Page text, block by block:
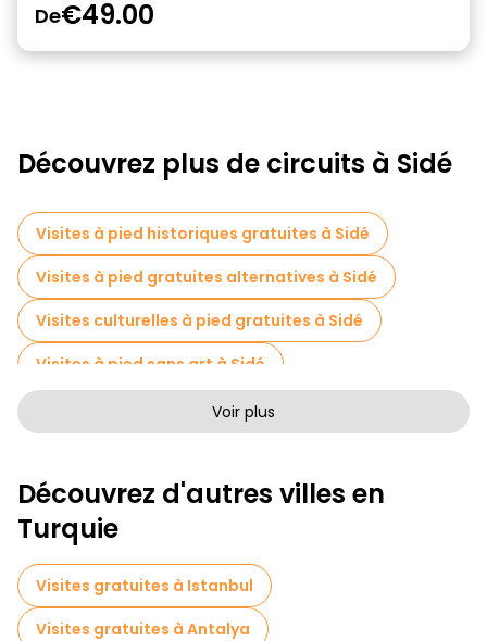
De€49.00
Découvrez plus de circuits à Sidé
Visites à pied historiques gratuites à Sidé
Visites à pied gratuites alternatives à Sidé
Visites culturelles à pied gratuites à Sidé
Visites à pied sans art à Sidé
Visites à pied gratuites pour les familles à Sidé
Visites photographiques en Sidé
Billets d'entrée en Sidé
Musées en Sidé
Visites de marchés en Sidé
Visites de dégustation locales à Sidé
Voir plus
Découvrez d'autres villes en
Turquie
Visites gratuites à Istanbul
Visites gratuites à Antalya